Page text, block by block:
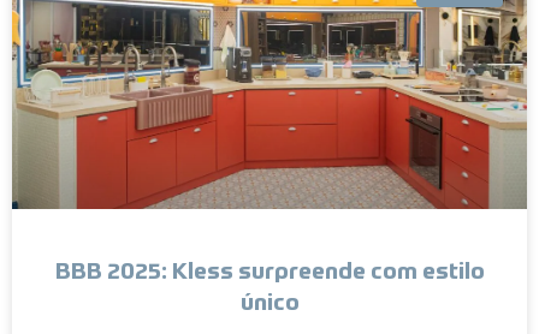
BBB 2025: Kless surpreende com estilo
único